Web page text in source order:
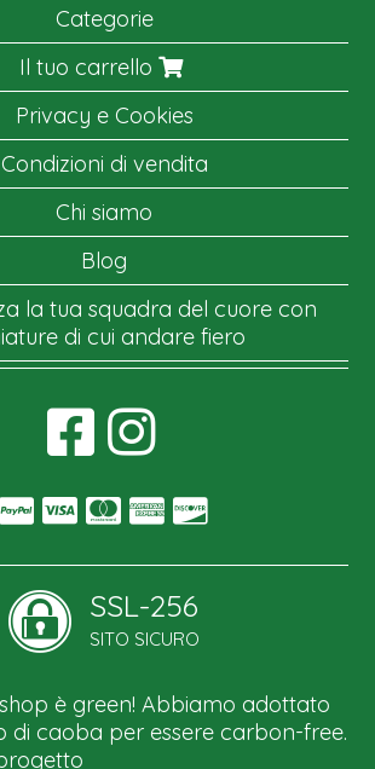
Categorie
Il tuo carrello
Privacy e Cookies
Condizioni di vendita
Chi siamo
Blog
la tua squadra del cuore con
di cui andare fiero
SSL-256
SITO SICURO
è green! Abbiamo adottato
di caoba per essere carbon-free.